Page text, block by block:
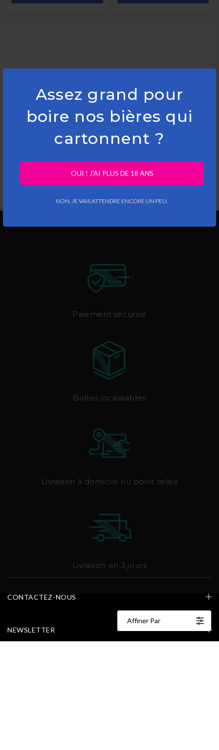
Assez grand pour
boire nos bières qui
cartonnent ?
OUI ! J'AI PLUS DE 18 ANS
NON, JE VAIS ATTENDRE ENCORE UN PEU.
Affiner Par
Paiement sécurisé
Boîtes incassables
Livraison à domicile ou point relais
Livraison en 3 jours
CONTACTEZ-NOUS
NEWSLETTER